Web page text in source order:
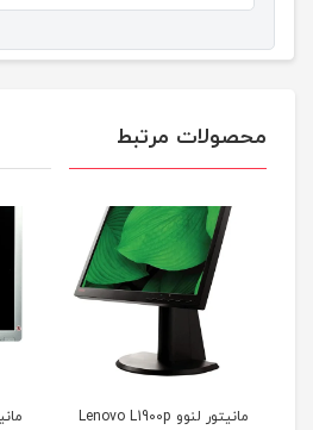
محصولات مرتبط
مانیتور اچ پی HP LA1951G